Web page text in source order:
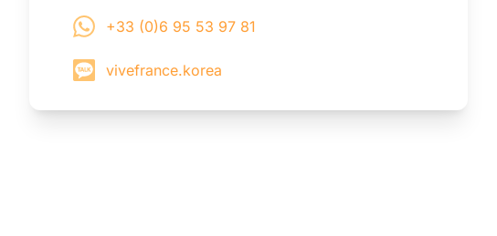
+33 (0)6 95 53 97 81
vivefrance.korea